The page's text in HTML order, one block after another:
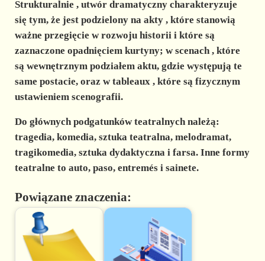
Strukturalnie , utwór dramatyczny charakteryzuje
się tym, że jest podzielony na akty, które stanowią
ważne przegięcie w rozwoju historii i które są
zaznaczone opadnięciem kurtyny; w scenach, które
są wewnętrznym podziałem aktu, gdzie występują te
same postacie, oraz w tableaux, które są fizycznym
ustawieniem scenografii.
Do głównych podgatunków teatralnychnależą:
tragedia, komedia, sztuka teatralna, melodramat,
tragikomedia, sztuka dydaktyczna i farsa. Inne formy
teatralne to auto, paso, entremés i sainete.
Powiązane znaczenia: